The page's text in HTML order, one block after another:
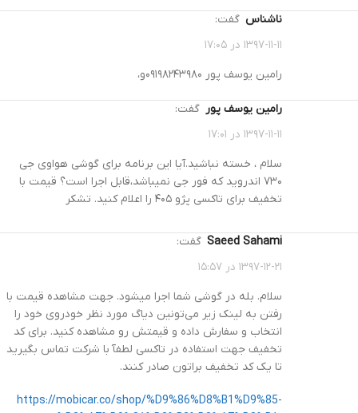
ناشناس گفت:
۱۳۹۷-۱۱-۱۱ در ۱۷:۰۵
رامین یوسف پور ۰۹۱۹۸۲۴۳۹۸۰و،
رامین یوسف پور گفت:
۱۳۹۷-۱۱-۱۱ در ۱۷:۰۱
سلام ، خسته نباشید.آیا این برنامه برای گوشی هواوی جی
۷۳۰ اندروید که فور جی نمیباشد،قابل اجرا است؟ قیمت با
تخفیف برای تاکسی پژو ۴۰۵ را اعلام کنید. تشکر
Saeed Sahami
گفت:
۱۳۹۷-۱۲-۲۱ در ۱۵:۵۷
سلام. بله در گوشی شما اجرا میشود. جهت مشاهده قیمت با
رفتن به لینک زیر می‌تونین دیاگ مورد نظر خودروی خود را
انتخاب و سفارش داده و قیمتش رو مشاهده کنید. برای کد
تخفیف جهت استفاده در تاکسی لطفآ با شرکت تماس بگیرید
تا یک کد تخفیف براتون صادر کنند.
https://mobicar.co/shop/%D9%86%D8%B1%D9%85-